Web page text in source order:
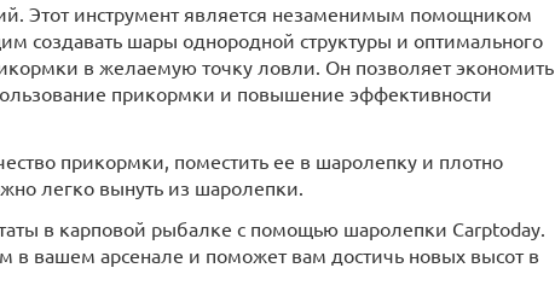
Этот инструмент является незаменимым помощником
создавать шары однородной структуры и оптимального
в желаемую точку ловли. Он позволяет экономить
прикормки и повышение эффективности
прикормки, поместить ее в шаролепку и плотно
легко вынуть из шаролепки.
в карповой рыбалке с помощью шаролепки Carptoday.
в вашем арсенале и поможет вам достичь новых высот в